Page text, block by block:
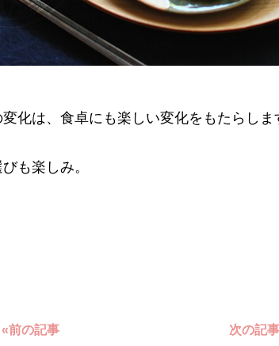
化は、食卓にも楽しい変化をもたらしま
も楽しみ。
«前の記事 次の記